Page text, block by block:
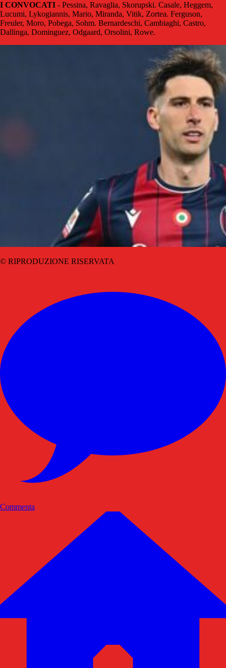
I CONVOCATI - Pessina, Ravaglia, Skorupski. Casale, Heggem,
Lucumi, Lykogiannis, Mario, Miranda, Vitik, Zortea. Ferguson,
Freuler, Moro, Pobega, Sohm. Bernardeschi, Cambiaghi, Castro,
Dallinga, Dominguez, Odgaard, Orsolini, Rowe.
© RIPRODUZIONE RISERVATA
Commenta